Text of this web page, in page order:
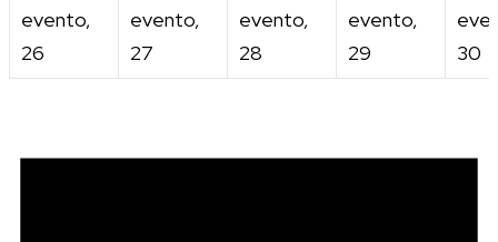
evento,
26
evento,
27
evento,
28
evento,
29
30